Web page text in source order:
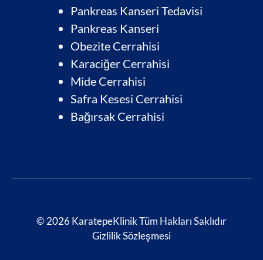
Pankreas Kanseri Tedavisi
Pankreas Kanseri
Obezite Cerrahisi
Karaciğer Cerrahisi
Mide Cerrahisi
Safra Kesesi Cerrahisi
Bağırsak Cerrahisi
© 2026 KaratepeKlinik Tüm Hakları Saklıdır
Gizlilik Sözleşmesi